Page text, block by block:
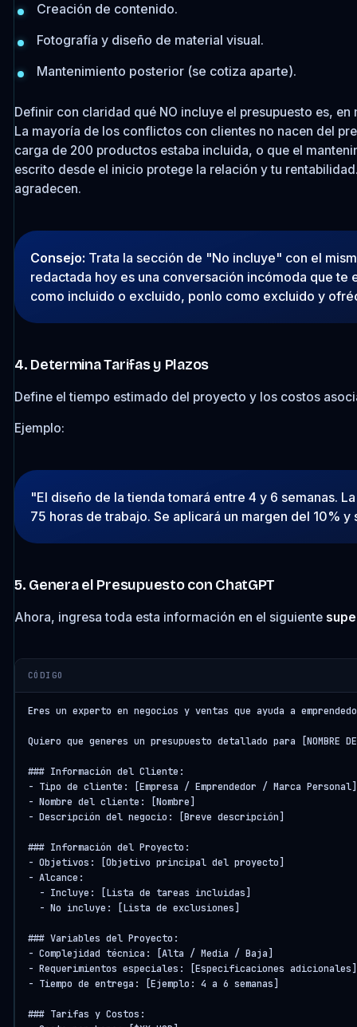
Creación de contenido.
Fotografía y diseño de material visual.
Mantenimiento posterior (se cotiza aparte).
Definir con claridad qué NO incluye el presupuesto es,
La mayoría de los conflictos con clientes no nacen del
carga de 200 productos estaba incluida, o que el
escrito desde el inicio protege la relación y tu
agradecen.
Consejo: Trata la sección de "No incluye" con el
redactada hoy es una conversación incómoda que
como incluido o excluido, ponlo como excluido y
4. Determina Tarifas y Plazos
Define el tiempo estimado del proyecto y los costos
Ejemplo:
"El diseño de la tienda tomará entre 4 y 6 semanas.
75 horas de trabajo. Se aplicará un margen del 10%
5. Genera el Presupuesto con ChatGPT
Ahora, ingresa toda esta información en el siguiente
CÓDIGO
Eres un experto en negocios y ventas que ayuda a
Quiero que generes un presupuesto detallado para [NOMBRE
### Información del Cliente:
- Tipo de cliente: [Empresa / Emprendedor / Marca Personal]
- Nombre del cliente: [Nombre]
- Descripción del negocio: [Breve descripción]
### Información del Proyecto:
- Objetivos: [Objetivo principal del proyecto]
- Alcance:
  - Incluye: [Lista de tareas incluidas]
  - No incluye: [Lista de exclusiones]
### Variables del Proyecto:
- Complejidad técnica: [Alta / Media / Baja]
- Requerimientos especiales: [Especificaciones adicionales]
- Tiempo de entrega: [Ejemplo: 4 a 6 semanas]
### Tarifas y Costos: